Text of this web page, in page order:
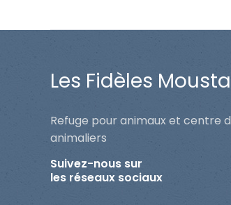
Les Fidèles
Refuge pour animaux et centre
animaliers
Suivez-nous sur
les réseaux sociaux